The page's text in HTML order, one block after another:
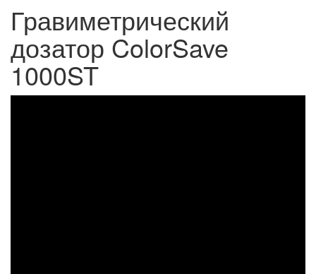
Гравиметрический
дозатор ColorSave
1000ST